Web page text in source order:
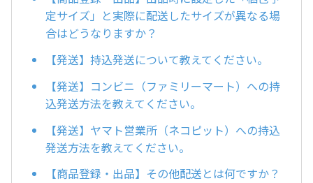
定サイズ」と実際に配送したサイズが異なる場
合はどうなりますか？
【発送】持込発送について教えてください。
【発送】コンビニ（ファミリーマート）への持
込発送方法を教えてください。
【発送】ヤマト営業所（ネコピット）への持込
発送方法を教えてください。
【商品登録・出品】その他配送とは何ですか？